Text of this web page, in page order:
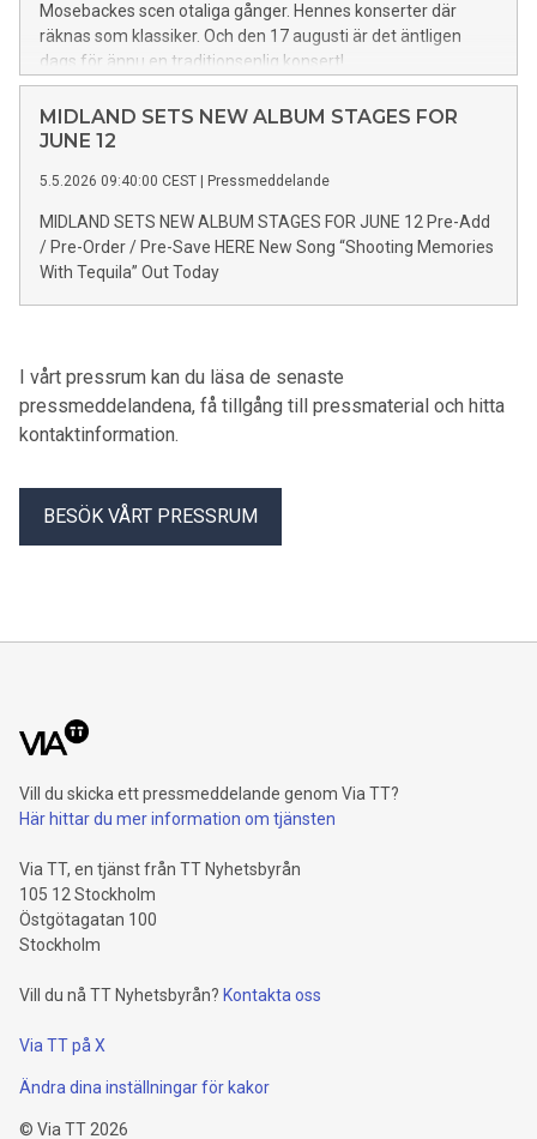
Mosebackes scen otaliga gånger. Hennes konserter där
räknas som klassiker. Och den 17 augusti är det äntligen
dags för ännu en traditionsenlig konsert!
MIDLAND SETS NEW ALBUM STAGES FOR
JUNE 12
5.5.2026 09:40:00 CEST | Pressmeddelande
MIDLAND SETS NEW ALBUM STAGES FOR JUNE 12 Pre-Add
/ Pre-Order / Pre-Save HERE New Song “Shooting Memories
With Tequila” Out Today
I vårt pressrum kan du läsa de senaste
pressmeddelandena, få tillgång till pressmaterial och hitta
kontaktinformation.
BESÖK VÅRT PRESSRUM
Vill du skicka ett pressmeddelande genom Via TT?
Här hittar du mer information om tjänsten
Via TT, en tjänst från TT Nyhetsbyrån
105 12 Stockholm
Östgötagatan 100
Stockholm
Vill du nå TT Nyhetsbyrån? Kontakta oss
Via TT på X
Ändra dina inställningar för kakor
© Via TT 2026